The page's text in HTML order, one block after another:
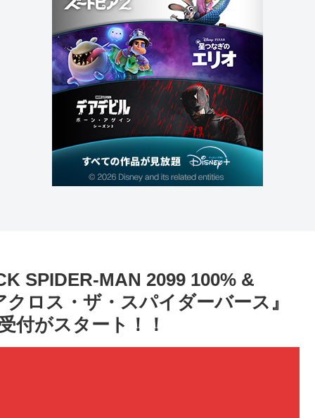
SPIDER-MAN 2099 100% &
ロス・ザ・スパイダーバース』
付がスタート！！